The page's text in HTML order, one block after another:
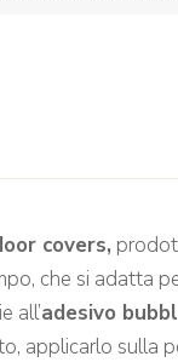
covers,
che si adatta
all’adesivo
applicarlo sulla